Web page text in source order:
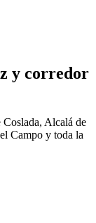
y corredor
Coslada, Alcalá de
Campo y toda la